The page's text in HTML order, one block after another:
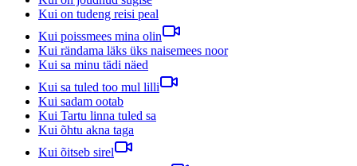
Kui on tudeng reisi peal
Kui poissmees mina olin
Kui rändama läks üks naisemees noor
Kui sa minu tädi näed
Kui sa tuled too mul lilli
Kui sadam ootab
Kui Tartu linna tuled sa
Kui õhtu akna taga
Kui õitseb sirel